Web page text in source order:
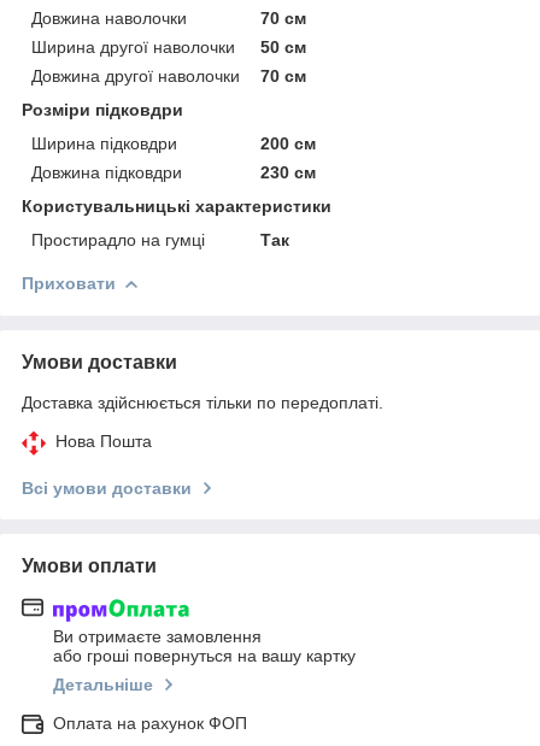
Довжина наволочки
70 см
Ширина другої наволочки
50 см
Довжина другої наволочки
70 см
Розміри підковдри
Ширина підковдри
200 см
Довжина підковдри
230 см
Користувальницькі характеристики
Простирадло на гумці
Так
Приховати
Умови доставки
Доставка здійснюється тільки по передоплаті.
Нова Пошта
Всі умови доставки
Умови оплати
Ви отримаєте замовлення
або гроші повернуться на вашу картку
Детальніше
Оплата на рахунок ФОП